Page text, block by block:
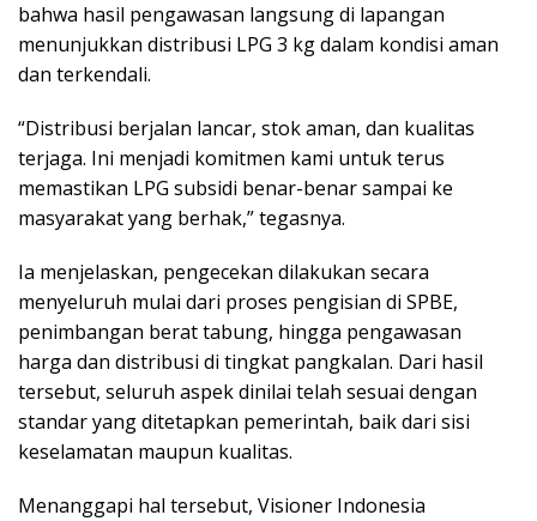
bahwa hasil pengawasan langsung di lapangan
menunjukkan distribusi LPG 3 kg dalam kondisi aman
dan terkendali.
“Distribusi berjalan lancar, stok aman, dan kualitas
terjaga. Ini menjadi komitmen kami untuk terus
memastikan LPG subsidi benar-benar sampai ke
masyarakat yang berhak,” tegasnya.
Ia menjelaskan, pengecekan dilakukan secara
menyeluruh mulai dari proses pengisian di SPBE,
penimbangan berat tabung, hingga pengawasan
harga dan distribusi di tingkat pangkalan. Dari hasil
tersebut, seluruh aspek dinilai telah sesuai dengan
standar yang ditetapkan pemerintah, baik dari sisi
keselamatan maupun kualitas.
Menanggapi hal tersebut, Visioner Indonesia